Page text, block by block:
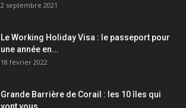
2 septembre 2021
Le Working Holiday Visa : le passeport pour
une année en...
18 février 2022
Grande Barrière de Corail : les 10 îles qui